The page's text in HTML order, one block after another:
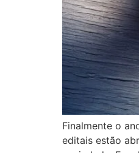
Finalmente o
editais estão